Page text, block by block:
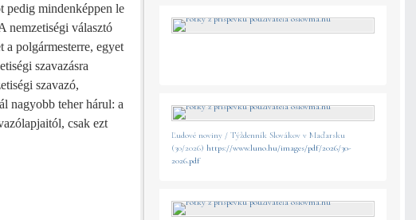
pedig mindenképpen le
nemzetiségi választó
a polgármesterre, egyet
szavazásra
szavazó,
nagyobb teher hárul: a
csak ezt
Ľudové noviny / Týždenník Slovákov v Maďarsku
(30/2026) https://www.luno.hu/images/pdf/2026/30-
2026.pdf